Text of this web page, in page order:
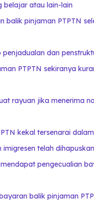
belajar atau lain-lain
balik pinjaman PTPTN
penjadualan dan
PTPTN sekiranya
rayuan jika menerima
kekal tersenarai
imigresen telah dihapuskan
pengecualian
balik pinjaman